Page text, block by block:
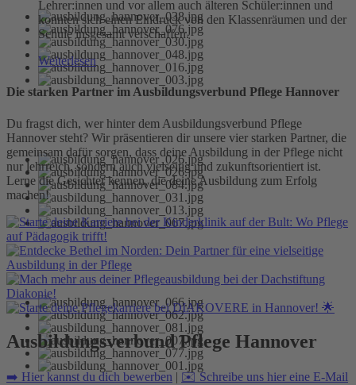
Lehrer:innen und vor allem auch älteren Schüler:innen und
konnten sich einen Eindruck von den Klassenräumen und der
Schule insgesamt verschaffen.
Weiterlesen
Die starken Partner im Ausbildungsverbund Pflege Hannover
Du fragst dich, wer hinter dem Ausbildungsverbund Pflege
Hannover steht? Wir präsentieren dir unsere vier starken Partner, die
gemeinsam dafür sorgen, dass deine Ausbildung in der Pflege nicht
nur lehrreich, sondern auch vielseitig und zukunftsorientiert ist.
Lerne die Gesichter kennen, die deine Ausbildung zum Erfolg
machen!
Ausbildungsverbund Pflege Hannover
➡️ Hier kannst du dich bewerben ✉️ Schreibe uns hier eine E-Mail